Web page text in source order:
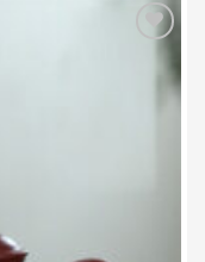
Add to wishlist